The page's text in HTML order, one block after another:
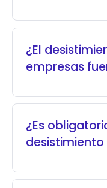
¿El
empresas
¿Es